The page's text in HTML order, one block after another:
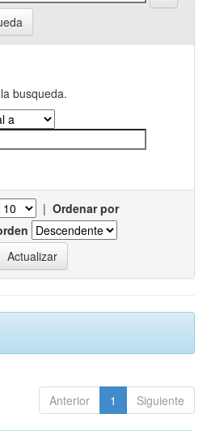
busqueda.
| Ordenar por
Anterior 1 Siguiente